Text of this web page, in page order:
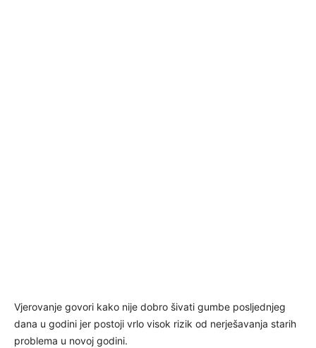
Vjerovanje govori kako nije dobro šivati gumbe posljednjeg
dana u godini jer postoji vrlo visok rizik od nerješavanja starih
problema u novoj godini.